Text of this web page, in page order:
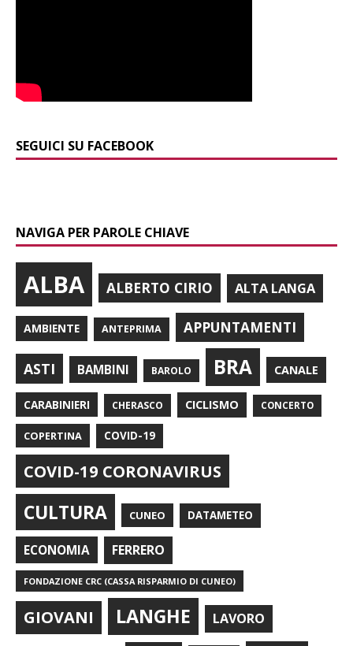
SEGUICI SU FACEBOOK
NAVIGA PER PAROLE CHIAVE
ALBA ALBERTO CIRIO ALTA LANGA
AMBIENTE ANTEPRIMA APPUNTAMENTI
ASTI BAMBINI BAROLO BRA CANALE
CARABINIERI CHERASCO CICLISMO CONCERTO
COPERTINA COVID-19
COVID-19 CORONAVIRUS
CULTURA CUNEO DATAMETEO
ECONOMIA FERRERO
FONDAZIONE CRC (CASSA RISPARMIO DI CUNEO)
GIOVANI LANGHE LAVORO